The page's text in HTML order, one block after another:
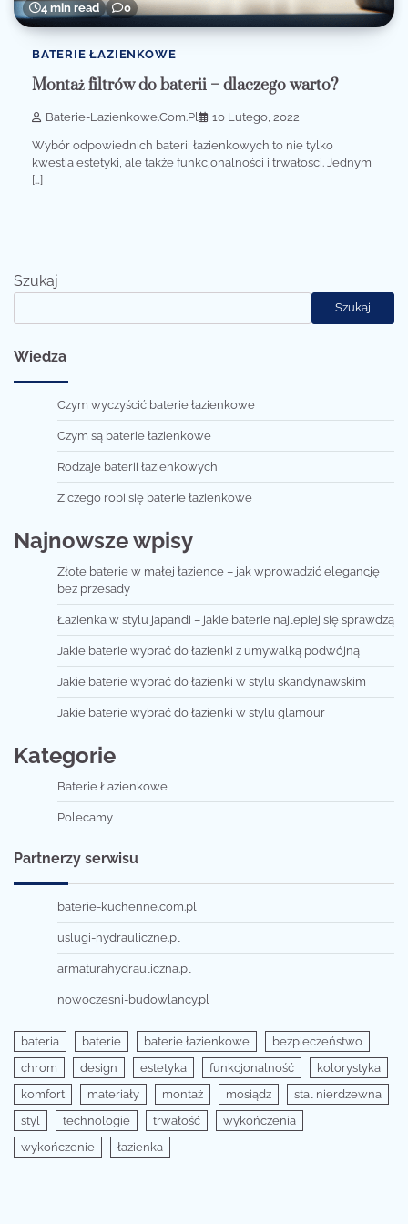
4 min read 0
BATERIE ŁAZIENKOWE
Montaż filtrów do baterii – dlaczego warto?
Baterie-Lazienkowe.com.pl 10 Lutego, 2022
Wybór odpowiednich baterii łazienkowych to nie tylko
kwestia estetyki, ale także funkcjonalności i trwałości. Jednym
[…]
Szukaj
Szukaj
Wiedza
Czym wyczyścić baterie łazienkowe
Czym są baterie łazienkowe
Rodzaje baterii łazienkowych
Z czego robi się baterie łazienkowe
Najnowsze wpisy
Złote baterie w małej łazience – jak wprowadzić elegancję
bez przesady
Łazienka w stylu japandi – jakie baterie najlepiej się sprawdzą
Jakie baterie wybrać do łazienki z umywalką podwójną
Jakie baterie wybrać do łazienki w stylu skandynawskim
Jakie baterie wybrać do łazienki w stylu glamour
Kategorie
Baterie Łazienkowe
Polecamy
Partnerzy serwisu
baterie-kuchenne.com.pl
uslugi-hydrauliczne.pl
armaturahydrauliczna.pl
nowoczesni-budowlancy.pl
bateria baterie baterie łazienkowe
bezpieczeństwo
chrom
design estetyka funkcjonalność
kolorystyka
komfort
materiały montaż mosiądz
stal nierdzewna
styl
technologie trwałość
wykończenia
wykończenie
łazienka